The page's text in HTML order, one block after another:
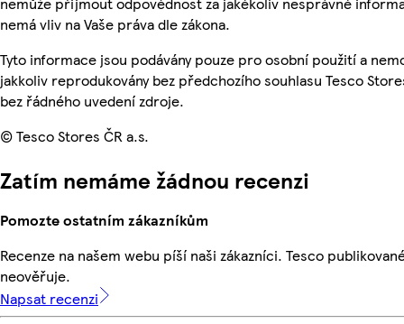
nemá vliv na Vaše práva dle zákona.
Tyto informace jsou podávány pouze pro osobní použití a
jakkoliv reprodukovány bez předchozího souhlasu Tesco
bez řádného uvedení zdroje.
© Tesco Stores ČR a.s.
Zatím nemáme žádnou recenzi
Pomozte ostatním zákazníkům
Recenze na našem webu píší naši zákazníci. Tesco
neověřuje.
Napsat recenzi